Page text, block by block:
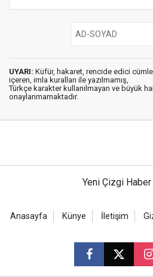
UYARI: Küfür, hakaret, rencide edici
içeren, imla kuralları ile yazılmamış,
Türkçe karakter kullanılmayan ve büyük
onaylanmamaktadır.
Yeni Çizgi
Anasayfa Künye İletişim